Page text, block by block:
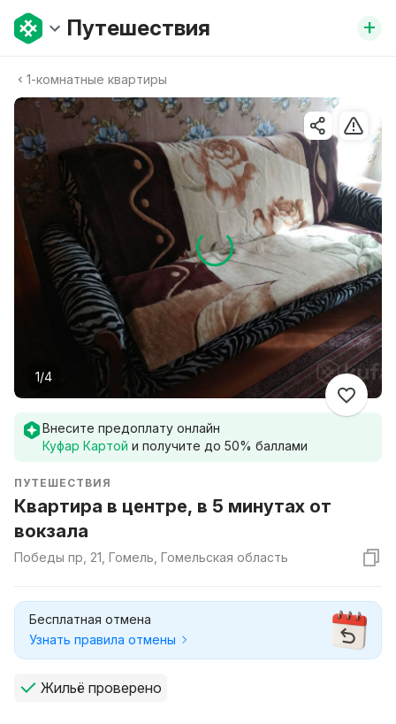
Путешествия +
1-комнатные квартиры
1/4
Внесите предоплату онлайн
Куфар Картой и получите до 50% баллами
ПУТЕШЕСТВИЯ
Квартира в центре, в 5 минутах от
вокзала
Победы пр, 21, Гомель, Гомельская область
Бесплатная отмена
Узнать правила отмены
Жильё проверено